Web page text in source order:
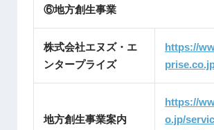
⑥地方創生事業
株式会社エヌズ・エ
ンタープライズ
https://
地方創生事業案内
https://
o.jp/